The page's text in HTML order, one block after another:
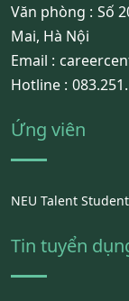
Văn phòng : Số
Mai, Hà Nội
Email :
Hotline :
Ứng viên
NEU Talent Student
Tin tuyển